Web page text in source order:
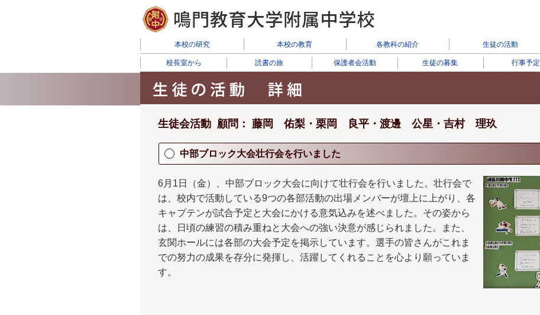
本校の研究 本校の教育 各教科の紹介 生徒の活動
校長室から 読書の旅 保護者会活動 生徒の募集 行事予定
生徒会活動 顧問： 藤岡 佑梨・栗岡 良平・渡邊 公星・吉村 理玖
中部ブロック大会壮行会を行いました
6月1日（金）、中部ブロック大会に向けて壮行会を行いました。壮行会で
は、校内で活動している9つの各部活動の出場メンバーが壇上に上がり、各
キャプテンが試合予定と大会にかける意気込みを述べました。その姿から
は、日頃の練習の積み重ねと大会への強い決意が感じられました。また、
玄関ホールには各部の大会予定を掲示しています。選手の皆さんがこれま
での努力の成果を存分に発揮し、活躍してくれることを心より願っていま
す。